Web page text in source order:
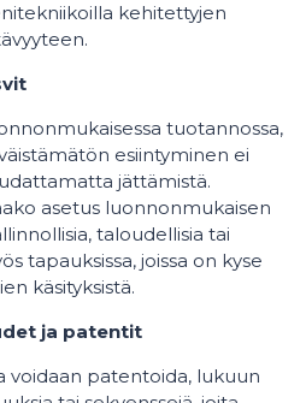
kehitettyjen
tuotannossa,
esiintyminen ei
jättämistä.
asetus luonnonmukaisen
taloudellisia tai
tapauksissa, joissa on kyse
käsityksistä.
ja patentit
voidaan patentoida, lukuun